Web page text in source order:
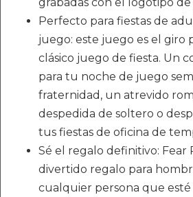
Perfecto para fiestas de
juego: este juego es el giro
clásico juego de fiesta. Un
para tu noche de juego
fraternidad, un atrevido
despedida de soltero o
tus fiestas de oficina de
Sé el regalo definitivo: Fear
divertido regalo para
cualquier persona que esté